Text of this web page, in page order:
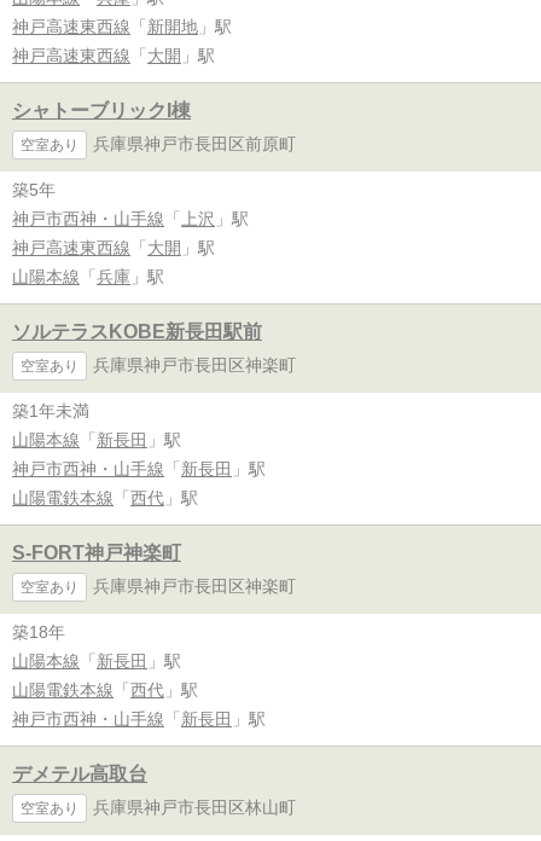
神戸高速東西線 「 新開地 」駅
神戸高速東西線 「 大開 」駅
シャトーブリックI棟
空室あり 兵庫県神戸市長田区前原町
築5年
神戸市西神・山手線 「 上沢 」駅
神戸高速東西線 「 大開 」駅
山陽本線 「 兵庫 」駅
ソルテラスKOBE新長田駅前
空室あり 兵庫県神戸市長田区神楽町
築1年未満
山陽本線 「 新長田 」駅
神戸市西神・山手線 「 新長田 」駅
山陽電鉄本線 「 西代 」駅
S-FORT神戸神楽町
空室あり 兵庫県神戸市長田区神楽町
築18年
山陽本線 「 新長田 」駅
山陽電鉄本線 「 西代 」駅
神戸市西神・山手線 「 新長田 」駅
デメテル高取台
空室あり 兵庫県神戸市長田区林山町